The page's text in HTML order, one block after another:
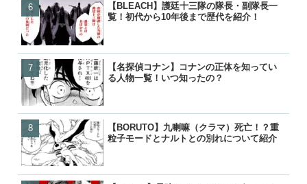
【BLEACH】護廷十三隊の隊長・副隊長一
覧！初代から10年後まで歴代を紹介！
【名探偵コナン】コナンの正体を知ってい
る人物一覧！いつ知ったの？
【BORUTO】九喇嘛（クラマ）死亡！？重
粒子モードとナルトとの別れについて紹介
【BORUTO】九喇嘛（クラ
粒子モードとナルトとの別
【BORUTO】うずまきボル
を失って里抜け？大筒木化
【名探偵コナン】コナンの
る人物一覧！いつ知ったの
【BLEACH】護廷十三隊の
覧！初代から10年後まで歴
【BORUTO】うずまきボル
を失って里抜け？大筒木化
【名探偵コナン】コナンの
る人物一覧！いつ知ったの
【鬼滅の刃】鬼舞辻無惨の
た？どうやって倒したのか
【響け！ユーフォニアム】
付き合って別れた？復縁や
【BORUTO】うずまきボル
を失って里抜け？大筒木化